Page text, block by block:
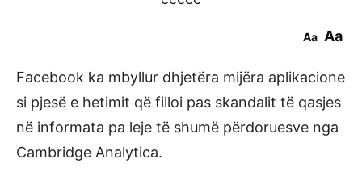
Aa Aa
Facebook ka mbyllur dhjetëra mijëra aplikacione
si pjesë e hetimit që filloi pas skandalit të qasjes
në informata pa leje të shumë përdoruesve nga
Cambridge Analytica.